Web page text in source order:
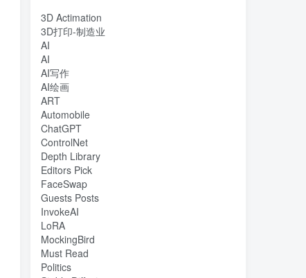
3D Actimation
3D打印-制造业
AI
AI
AI写作
AI绘画
ART
Automobile
ChatGPT
ControlNet
Depth Library
Editors Pick
FaceSwap
Guests Posts
InvokeAI
LoRA
MockingBird
Must Read
Politics